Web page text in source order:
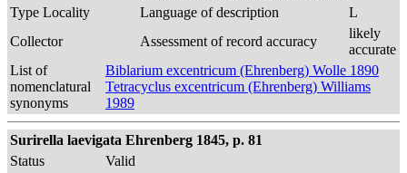
Type Locality
Language of description
L
Collector
Assessment of record accuracy
likely
accurate
List of
nomenclatural
synonyms
Biblarium excentricum (Ehrenberg) Wolle 1890
Tetracyclus excentricum (Ehrenberg) Williams
1989
Surirella laevigata Ehrenberg 1845, p. 81
Status
Valid